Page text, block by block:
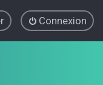
Connexion